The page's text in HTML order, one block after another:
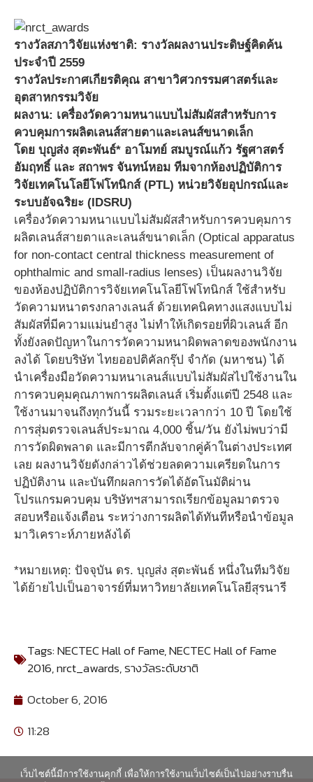
รางวัลสภาวิจัยแห่งชาติ: รางวัลผลงานประดิษฐ์คิดค้น
ประจําปี 2559
รางวัลประกาศเกียรติคุณ สาขาวิศวกรรมศาสตร์และ
อุตสาหกรรมวิจัย
ผลงาน: เครื่องวัดความหนาแบบไม่สัมผัสสำหรับการ
ควบคุมการผลิตเลนส์สายตาและเลนส์ขนาดเล็ก
โดย บุญส่ง สุตะพันธ์* อาโมทย์ สมบูรณ์แก้ว รัฐศาสตร์
อัมฤทธิ์ และ สถาพร จันทน์หอม ทีมจากห้องปฏิบัติการ
วิจัยเทคโนโลยีโฟโทนิกส์ (PTL) หน่วยวิจัยอุปกรณ์และ
ระบบอัจฉริยะ (IDSRU)
เครื่องวัดความหนาแบบไม่สัมผัสสำหรับการควบคุมการ
ผลิตเลนส์สายตาและเลนส์ขนาดเล็ก (Optical apparatus
for non-contact central thickness measurement of
ophthalmic and small-radius lenses) เป็นผลงานวิจัย
ของห้องปฏิบัติการวิจัยเทคโนโลยีโฟโทนิกส์ ใช้สำหรับ
วัดความหนาตรงกลางเลนส์ ด้วยเทคนิคทางแสงแบบไม่
สัมผัสที่มีความแม่นยำสูง ไม่ทำให้เกิดรอยที่ผิวเลนส์ อีก
ทั้งยังลดปัญหาในการวัดความหนาผิดพลาดของพนักงาน
ลงได้ โดยบริษัท ไทยออปติคัลกรุ๊ป จำกัด (มหาชน) ได้
นำเครื่องมือวัดความหนาเลนส์แบบไม่สัมผัสไปใช้งานใน
การควบคุมคุณภาพการผลิตเลนส์ เริ่มตั้งแต่ปี 2548 และ
ใช้งานมาจนถึงทุกวันนี้ รวมระยะเวลากว่า 10 ปี โดยใช้
การสุ่มตรวจเลนส์ประมาณ 4,000 ชิ้น/วัน ยังไม่พบว่ามี
การวัดผิดพลาด และมีการตีกลับจากคู่ค้าในต่างประเทศ
เลย ผลงานวิจัยดังกล่าวได้ช่วยลดความเครียดในการ
ปฏิบัติงาน และบันทึกผลการวัดได้อัตโนมัติผ่าน
โปรแกรมควบคุม บริษัทฯสามารถเรียกข้อมูลมาตรวจ
สอบหรือแจ้งเตือน ระหว่างการผลิตได้ทันทีหรือนำข้อมูล
มาวิเคราะห์ภายหลังได้
*หมายเหตุ: ปัจจุบัน ดร. บุญส่ง สุตะพันธ์ หนึ่งในทีมวิจัย
ได้ย้ายไปเป็นอาจารย์ที่มหาวิทยาลัยเทคโนโลยีสุรนารี
Tags:NECTEC Hall of Fame,NECTEC Hall of Fame
2016,nrct_awards,รางวัลระดับชาติ
October 6, 2016
11:28
เว็บไซต์นี้มีการใช้งานคุกกี้ เพื่อให้การใช้งานเว็บไซต์เป็นไปอย่างราบรื่น